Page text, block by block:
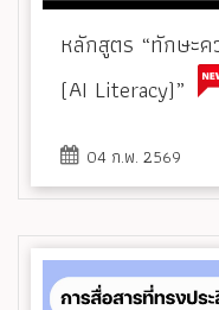
หลักสูตร “ทักษะค
(AI Literacy)”
04 ก.พ. 2569